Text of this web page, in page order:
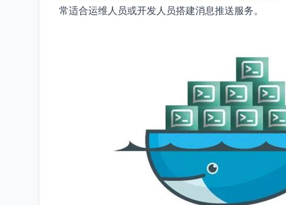
常适合运维人员或开发人员搭建消息推送服务。